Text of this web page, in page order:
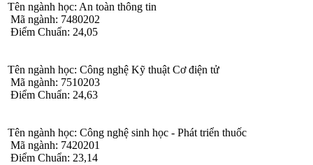
Tên ngành học: An toàn thông tin
Mã ngành: 7480202
Điểm Chuẩn: 24,05
Tên ngành học: Công nghệ Kỹ thuật Cơ điện tử
Mã ngành: 7510203
Điểm Chuẩn: 24,63
Tên ngành học: Công nghệ sinh học - Phát triển thuốc
Mã ngành: 7420201
Điểm Chuẩn: 23,14